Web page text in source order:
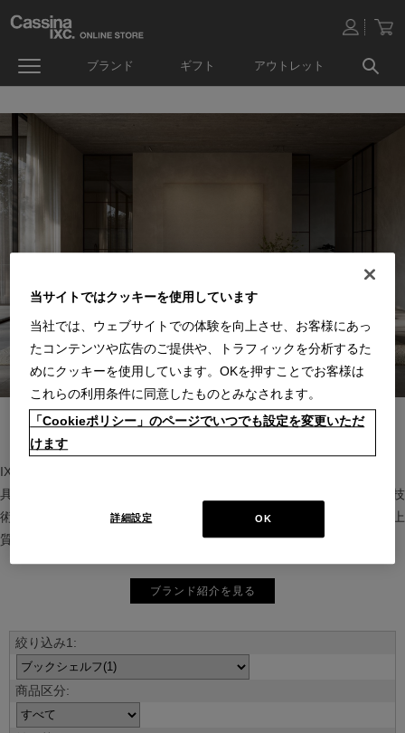
ブランド ギフト アウトレット
IXC（イクスシー）は、”Emotional Minimalism”を掲げるグローバル家
具ブランド。ヨーロッパの家具文化と日本の美意識を融合し、素材や技
術を活かした持続可能で洗練されたインテリアを提案。長く愛される上
質な暮らしを届けます。
ブランド紹介を見る
当サイトではクッキーを使用しています
当社では、ウェブサイトでの体験を向上させ、お客様にあっ
たコンテンツや広告のご提供や、トラフィックを分析するた
めにクッキーを使用しています。OKを押すことでお客様は
これらの利用条件に同意したものとみなされます。
「Cookieポリシー」のページでいつでも設定を変更いただ
けます
OK
詳細設定